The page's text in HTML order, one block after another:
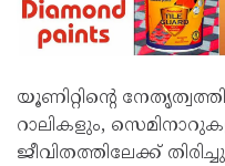
യൂണിറ്റിന്റെ
റാലികളും,
ജീവിതത്തിലേക്ക്